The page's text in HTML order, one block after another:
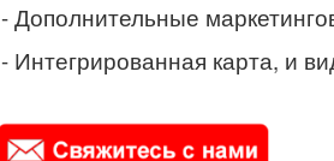
- Дополнительные
- Интегрированная карта, и